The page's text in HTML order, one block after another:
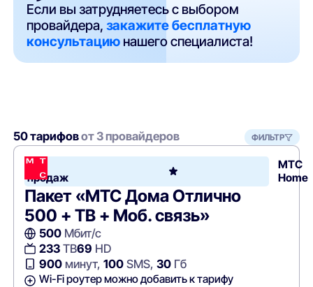
Если вы затрудняетесь с выбором
провайдера,закажите бесплатную
консультацию нашего специалиста!
50 тарифовот 3 провайдеров ФИЛЬТР
Хит
продаж
МТС
Home
Пакет «МТС Дома Отлично
500 + ТВ + Моб. связь»
500Мбит/с
233ТВ69 HD
900минут, 100SMS, 30Гб
Wi-Fi роутер можно добавить к тарифу